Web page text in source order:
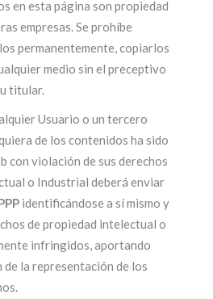
en esta página son propiedad
empresas. Se prohíbe
permanentemente, copiarlos
medio sin el preceptivo
titular.
Usuario o un tercero
de los contenidos ha sido
con violación de sus derechos
o Industrial deberá enviar
identificándose a sí mismo y
de propiedad intelectual o
infringidos, aportando
la representación de los